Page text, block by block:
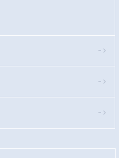
->
->
->